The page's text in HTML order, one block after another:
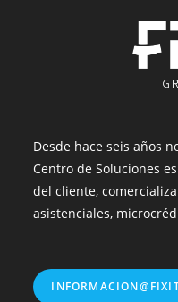
Desde hace seis años
Centro de Soluciones
del cliente,
asistenciales,